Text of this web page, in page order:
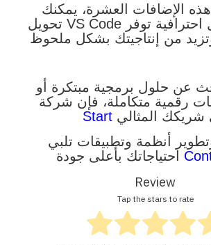
الإضافات العشرة، يمكنك
تحويل VS Code إلى بيئة عمل احترافية توفر
عن حلول برمجية مبتكرة أو
رقمية متكاملة، فإن شركة
Start المثالي
أنظمة وتطبيقات تلبي
Review
Tap the stars to rate